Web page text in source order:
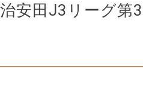
安田J3リーグ第